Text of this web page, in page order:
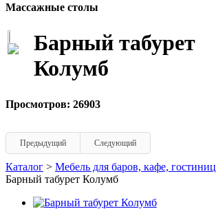
Массажные столы
Барный табурет
Колумб
Просмотров: 26903
Предыдущий Следующий
Каталог > Мебель для баров, кафе, гостиниц
Барный табурет Колумб